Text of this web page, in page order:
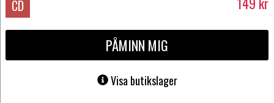
CD
PÅMINN MIG
Visa butikslager